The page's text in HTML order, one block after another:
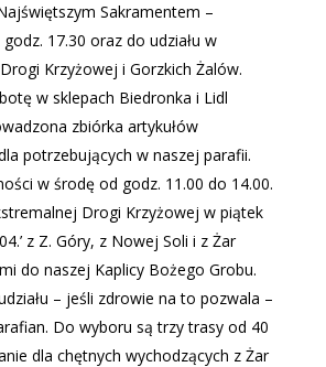
Sakramentem –
17.30 oraz do udziału w
Krzyżowej i Gorzkich Żalów.
w sklepach Biedronka i Lidl
zbiórka artykułów
potrzebujących w naszej parafii.
w środę od godz. 11.00 do 14.00.
Drogi Krzyżowej w piątek
z Z. Góry, z Nowej Soli i z Żar
do naszej Kaplicy Bożego Grobu.
– jeśli zdrowie na to pozwala –
Do wyboru są trzy trasy od 40
dla chętnych wychodzących z Żar